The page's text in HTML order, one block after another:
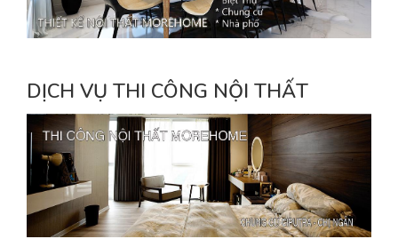
DỊCH VỤ THI CÔNG NỘI THẤT